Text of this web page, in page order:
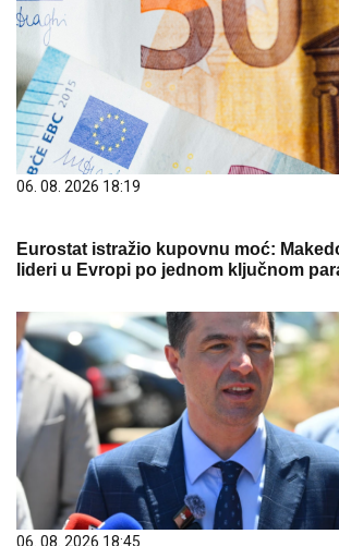
06. 08. 2026 18:19
Eurostat istražio kupovnu moć:
lideri u Evropi po jednom ključnom
06. 08. 2026 18:45